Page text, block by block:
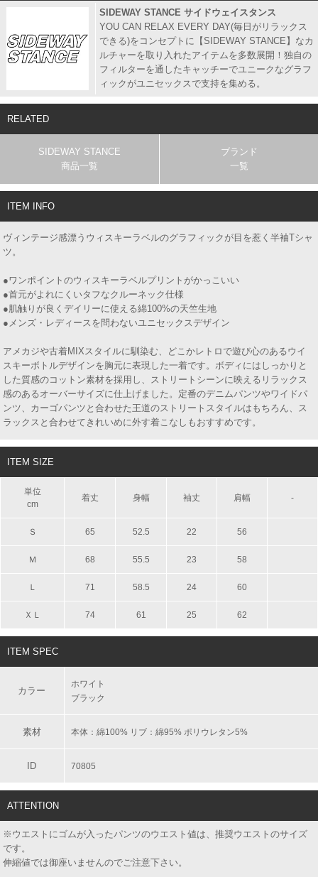
SIDEWAY STANCE サイドウェイスタンス
YOU CAN RELAX EVERY DAY(毎日がリラックス
できる)をコンセプトに【SIDEWAY STANCE】なカ
ルチャーを取り入れたアイテムを多数展開！独自の
フィルターを通したキャッチーでユニークなグラフ
ィックがユニセックスで支持を集める。
RELATED
SIDEWAY STANCE
商品一覧
ブランド
一覧
ITEM INFO
ヴィンテージ感漂うウィスキーラベルのグラフィックが目を惹く半袖Tシャ
ツ。
●ワンポイントのウィスキーラベルプリントがかっこいい
●首元がよれにくいタフなクルーネック仕様
●肌触りが良くデイリーに使える綿100%の天竺生地
●メンズ・レディースを問わないユニセックスデザイン
アメカジや古着MIXスタイルに馴染む、どこかレトロで遊び心のあるウイ
スキーボトルデザインを胸元に表現した一着です。ボディにはしっかりと
した質感のコットン素材を採用し、ストリートシーンに映えるリラックス
感のあるオーバーサイズに仕上げました。定番のデニムパンツやワイドパ
ンツ、カーゴパンツと合わせた王道のストリートスタイルはもちろん、ス
ラックスと合わせてきれいめに外す着こなしもおすすめです。
ITEM SIZE
単位
cm
着丈 身幅 袖丈 肩幅 -
Ｓ 65 52.5 22 56
Ｍ 68 55.5 23 58
Ｌ 71 58.5 24 60
ＸＬ 74 61 25 62
ITEM SPEC
カラー
ホワイト
ブラック
素材 本体：綿100% リブ：綿95% ポリウレタン5%
ID 70805
ATTENTION
※ウエストにゴムが入ったパンツのウエスト値は、推奨ウエストのサイズ
です。
伸縮値では御座いませんのでご注意下さい。